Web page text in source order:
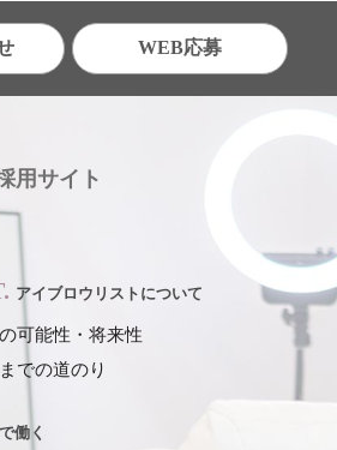
WEB応募
用サイト
アイブロウリストについて
可能性・将来性
での道のり
働く